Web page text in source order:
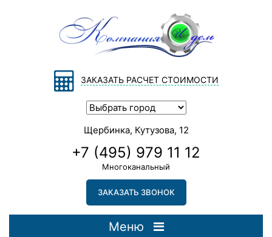
ЗАКАЗАТЬ РАСЧЕТ СТОИМОСТИ
Щербинка, Кутузова, 12
+7 (495) 979 11 12
Многоканальный
ЗАКАЗАТЬ ЗВОНОК
Меню